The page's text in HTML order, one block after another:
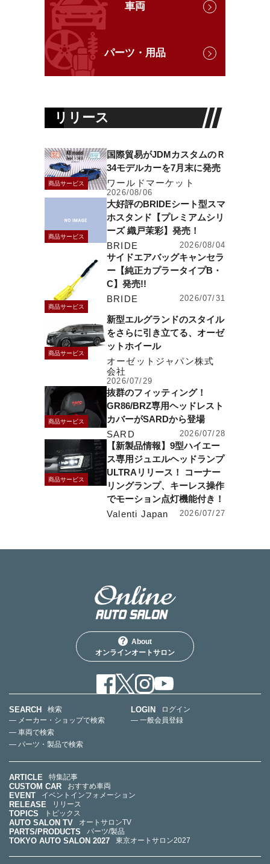
車両
パーツ・用品
リリース
商品サービス
国際貿易がJDMカスタムのＲ
34モデルカーを7月末に発売
ワールドマーケット
2026/08/06
商品サービス
大好評のBRIDEシート型スマ
ホスタンド【プレミアムシリ
ーズ 織戸茉彩】発売！
BRIDE
2026/08/04
商品サービス
サイドエアバッグキャンセラ
ー【純正カプラータイプB・
C】発売!!
BRIDE
2026/07/31
商品サービス
新型エルグランドのスタイル
をさらに引き立てる、オーゼ
ットホイール
オーゼットジャパン株式
会社
2026/07/29
商品サービス
抜群のフィッティング！
GR86/BRZ専用ヘッドレスト
カバーがSARDから登場
SARD
2026/07/28
商品サービス
【新製品情報】9型ハイエー
ス専用ジュエルヘッドランプ
ULTRAリリース！ コーナー
リングランプ、キーレス操作
でモーション点灯機能付き！
Valenti Japan
2026/07/27
About
オンラインオートサロン
SEARCH
検索
— メーカー・ショップで検索
— 車両で検索
— パーツ・製品で検索
LOGIN
ログイン
— 一般会員登録
ARTICLE 特集記事
CUSTOM CAR おすすめ車両
EVENT イベントインフォメーション
RELEASE リリース
TOPICS トピックス
AUTO SALON TV オートサロンTV
PARTS/PRODUCTS パーツ/製品
TOKYO AUTO SALON 2027 東京オートサロン2027